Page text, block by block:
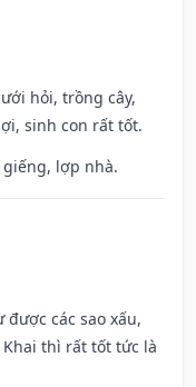
hỏi, trồng cây,
sinh con rất tốt.
lợp nhà.
được các sao xấu,
thì rất tốt tức là